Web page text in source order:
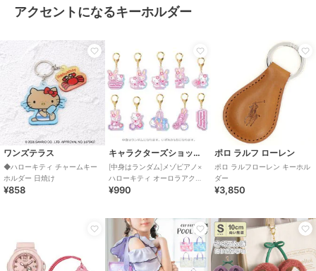
アクセントになるキーホルダー
ワンズテラス
◆ハローキティ チャームキー
ホルダー 日焼け
¥858
キャラクターズショップ ラフラフ
[中身はランダム]メゾピアノ×
ハローキティ オーロラアクリ
ルキーホルダーVol.2
¥990
ポロ ラルフ ローレン
ポロ ラルフローレン キーホル
ダー
¥3,850